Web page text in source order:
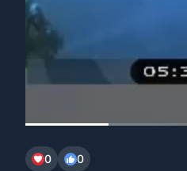
Time
0 0